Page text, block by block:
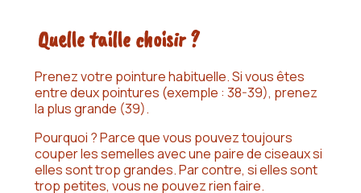
Quelle taille choisir ?
Prenez votre pointure habituelle. Si vous êtes
entre deux pointures (exemple : 38-39), prenez
la plus grande (39).
Pourquoi ? Parce que vous pouvez toujours
couper les semelles avec une paire de ciseaux si
elles sont trop grandes. Par contre, si elles sont
trop petites, vous ne pouvez rien faire.